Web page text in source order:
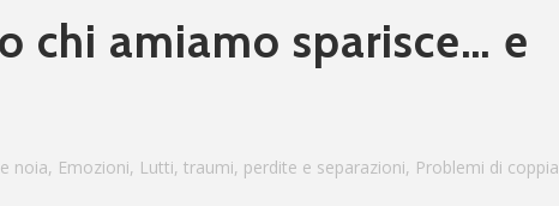
chi amiamo sparisce… e
noia, Emozioni, Lutti, traumi, perdite e separazioni, Problemi di coppia